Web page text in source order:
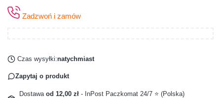
Zadzwoń i zamów
Czas wysyłki:natychmiast
Zapytaj o produkt
Dostawa od 12,00 zł - InPost Paczkomat 24/7 ⭐ (Polska)